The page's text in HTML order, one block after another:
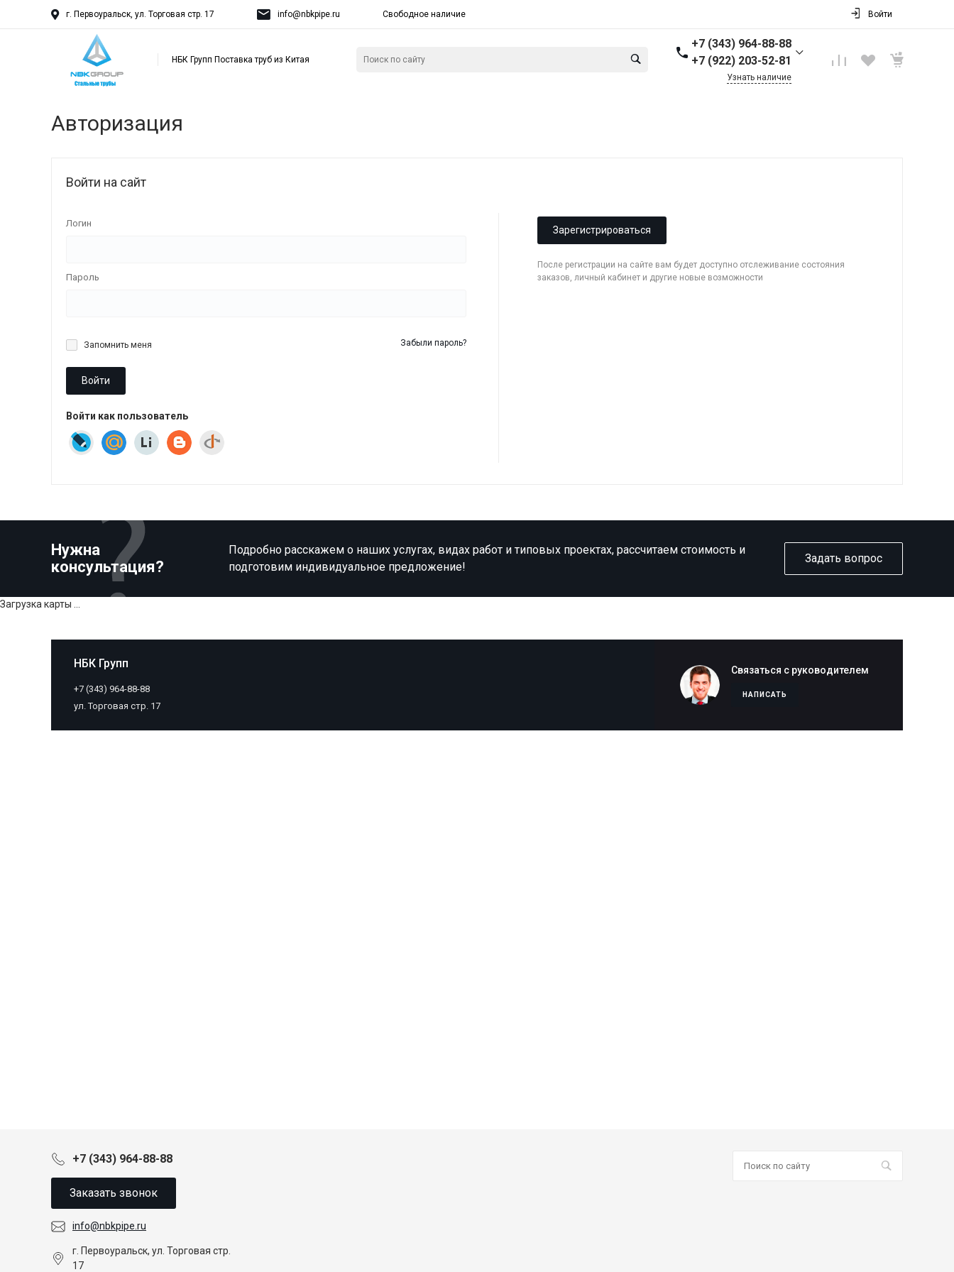
г. Первоуральск, ул. Торговая стр. 17 info@nbkpipe.ru Свободное наличие Войти
НБК Групп Поставка труб из Китая
+7 (343) 964-88-88
+7 (922) 203-52-81
Узнать наличие
Авторизация
Войти на сайт
Логин
Пароль
Запомнить меня Забыли пароль?
Войти
Войти как пользователь
Зарегистрироваться
После регистрации на сайте вам будет доступно отслеживание состояния
заказов, личный кабинет и другие новые возможности
Нужна
консультация?
Подробно расскажем о наших услугах, видах работ и типовых проектах, рассчитаем стоимость и
подготовим индивидуальное предложение!
Задать вопрос
Связаться с руководителем
НАПИСАТЬ
НБК Групп
+7 (343) 964-88-88
ул. Торговая стр. 17
Загрузка карты ...
+7 (343) 964-88-88
Заказать звонок
info@nbkpipe.ru
г. Первоуральск, ул. Торговая стр.
17